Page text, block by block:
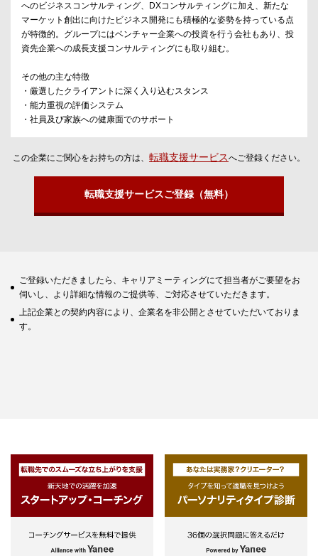
へのビジネスコンサルティング、DXコンサルティングに加え、新たな
マーケット創出に向けたビジネス開発にも積極的な姿勢を持っている点
が特徴的。グループにはベンチャー企業への投資を行う会社もあり、投
資先企業への成長支援コンサルティングにも取り組む。
その他の主な特徴
・厳選したクライアントに深く入り込むスタンス
・能力重視の評価システム
・社員及び家族への健康面でのサポート
この企業にご関心をお持ちの方は、 転職支援サービスへご登録ください。
転職支援サービスご登録（無料）
ご登録いただきましたら、キャリアミーティングにて担当者がご要望をお
伺いし、より詳細な情報のご提供等、ご対応させていただきます。
上記企業との契約内容により、企業名を非公開とさせていただいておりま
す。